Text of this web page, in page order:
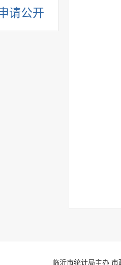
请公开
临沂市统计局主办 市